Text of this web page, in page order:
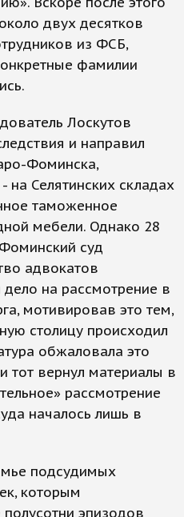
двух десятков
из ФСБ,
фамилии
Лоскутов
и направил
Фоминска,
на Селятинских складах
таможенное
мебели. Однако 28
суд
адвокатов
на рассмотрение в
мотивировав это тем,
столицу происходил
обжаловала это
тот вернул материалы в
рассмотрение
началось лишь в
подсудимых
которым
эпизодов